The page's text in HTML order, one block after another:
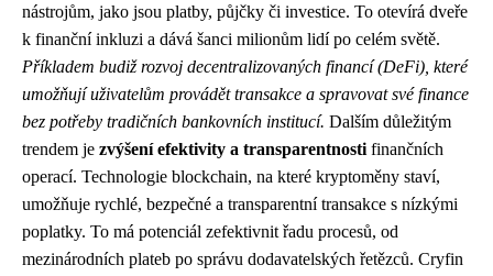
nástrojům, jako jsou platby, půjčky či investice. To otevírá dveře
k finanční inkluzi a dává šanci milionům lidí po celém světě.
Příkladem budiž rozvoj decentralizovaných financí (DeFi), které
umožňují uživatelům provádět transakce a spravovat své finance
bez potřeby tradičních bankovních institucí. Dalším důležitým
trendem je zvýšení efektivity a transparentnosti finančních
operací. Technologie blockchain, na které kryptoměny staví,
umožňuje rychlé, bezpečné a transparentní transakce s nízkými
poplatky. To má potenciál zefektivnit řadu procesů, od
mezinárodních plateb po správu dodavatelských řetězců. Cryfin